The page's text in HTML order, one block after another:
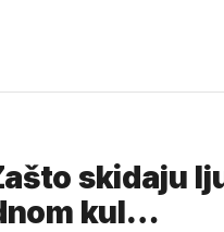
skidaju
kul…